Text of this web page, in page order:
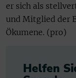
er sich als
und Mitglied der
Ökumene. (pro)
Helfen